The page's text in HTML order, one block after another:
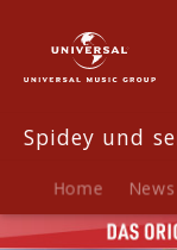
Super-
14:
Marvels
Spidey und
Home News